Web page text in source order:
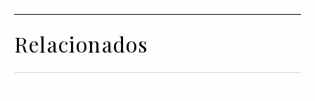
Relacionados